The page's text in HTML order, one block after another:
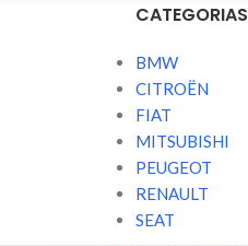
CATEGORIAS
BMW
CITROËN
FIAT
MITSUBISHI
PEUGEOT
RENAULT
SEAT